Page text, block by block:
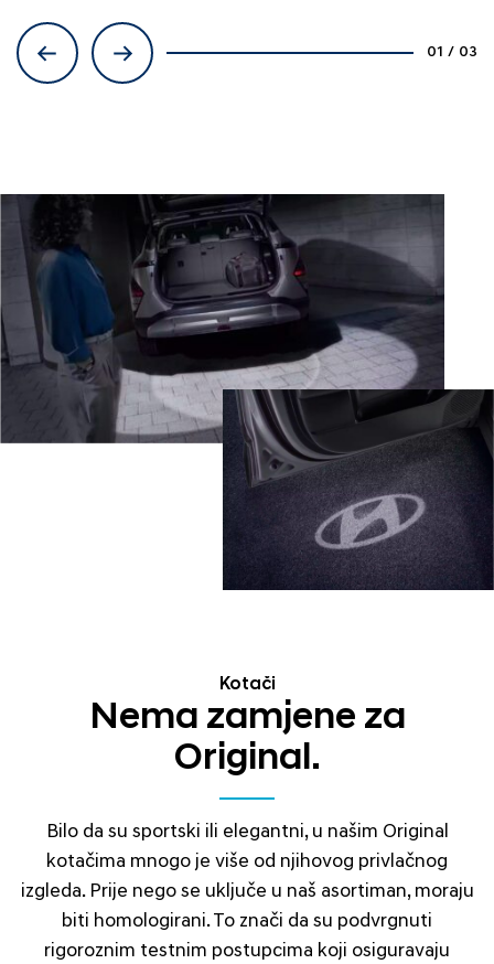
01 / 03
Kotači
Nema zamjene za
Original.
Bilo da su sportski ili elegantni, u našim Original
kotačima mnogo je više od njihovog privlačnog
izgleda. Prije nego se uključe u naš asortiman, moraju
biti homologirani. To znači da su podvrgnuti
rigoroznim testnim postupcima koji osiguravaju